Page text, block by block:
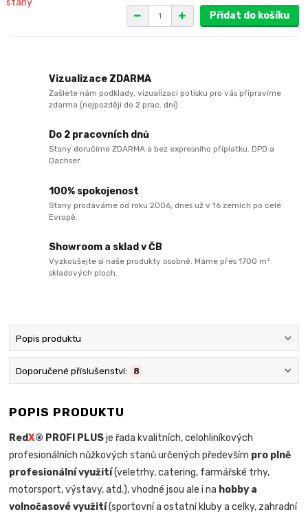
Přidat do košíku
Vizualizace ZDARMA
Zašlete nám podklady, vizualizaci potisku pro vás připravíme
zdarma (nejpozději do 2 prac. dní).
Do 2 pracovních dnů
Stany doručíme ZDARMA a bez expresního příplatku. DPD a
Dachser.
100% spokojenost
Stany prodáváme od roku 2006, dnes už v 16 zemích po celé
Evropě.
Showroom a sklad v ČB
Vyzkoušejte si naše produkty osobně. Máme přes 1700 m²
skladových ploch.
Popis produktu
Doporučené příslušenství: 8
POPIS PRODUKTU
RedX® PROFI PLUSje řada kvalitních, celohliníkových
profesionálních nůžkových stanů určených především pro plně
profesionální využití(veletrhy, catering, farmářské trhy,
motorsport, výstavy, atd.), vhodné jsou ale i na hobby a
volnočasové využití(sportovní a ostatní kluby a celky, zahradní